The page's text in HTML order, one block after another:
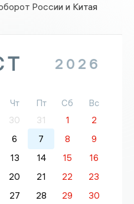
России и Китая
2026
Чт Пт Сб
Вс
30 31 1
2
6 7 8
9
13 14 15
16
20 21 22
23
27 28 29
30